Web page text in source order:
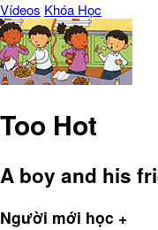
Vídeos Khóa Học
Too Hot
A boy and his
Người mới học +